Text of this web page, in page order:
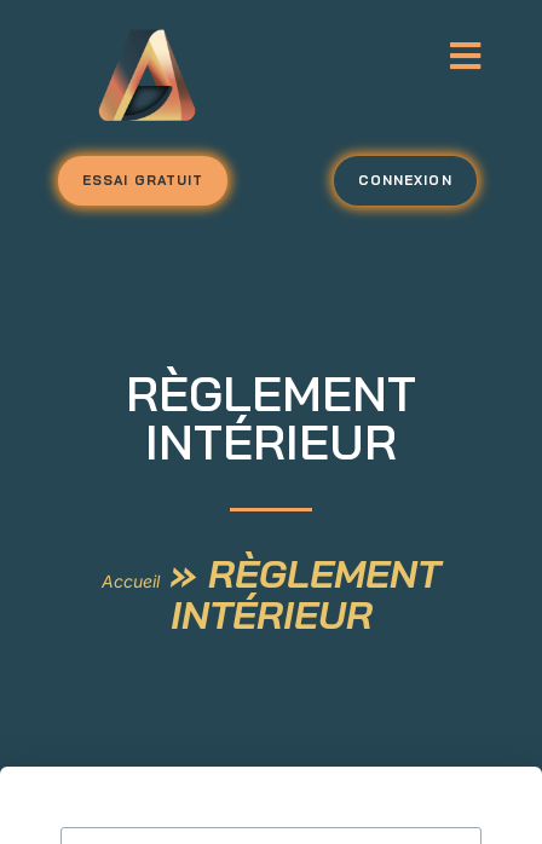
ESSAI GRATUIT CONNEXION
RÈGLEMENT
INTÉRIEUR
Accueil» RÈGLEMENT
INTÉRIEUR